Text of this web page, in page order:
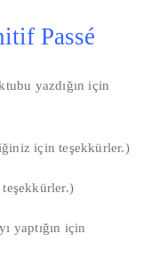
Passé
yazdığın için
için teşekkürler.)
yaptığın için